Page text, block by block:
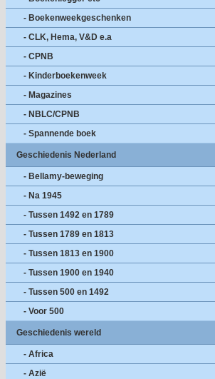
- Boekenweekgeschenken
- CLK, Hema, V&D e.a
- CPNB
- Kinderboekenweek
- Magazines
- NBLC/CPNB
- Spannende boek
Geschiedenis Nederland
- Bellamy-beweging
- Na 1945
- Tussen 1492 en 1789
- Tussen 1789 en 1813
- Tussen 1813 en 1900
- Tussen 1900 en 1940
- Tussen 500 en 1492
- Voor 500
Geschiedenis wereld
- Africa
- Azië